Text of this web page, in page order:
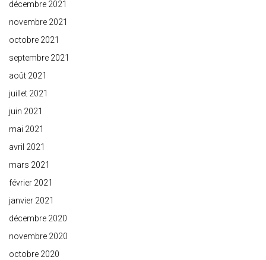
décembre 2021
novembre 2021
octobre 2021
septembre 2021
août 2021
juillet 2021
juin 2021
mai 2021
avril 2021
mars 2021
février 2021
janvier 2021
décembre 2020
novembre 2020
octobre 2020